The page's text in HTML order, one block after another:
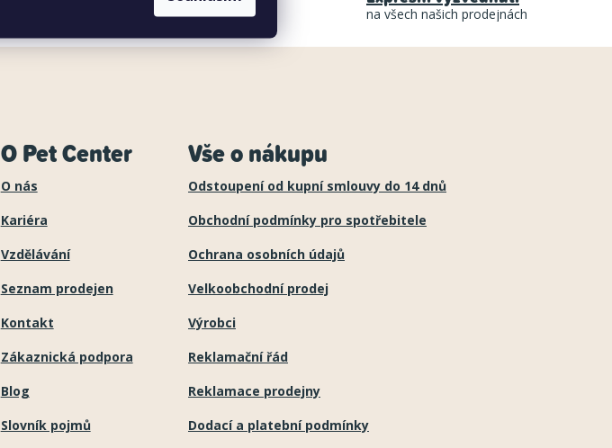
á
d
p
v
k
y
v
ý
p
na všech našich prodejnách
O Pet Center
O nás
Kariéra
Vzdělávání
Seznam prodejen
Kontakt
Zákaznická podpora
Blog
Slovník pojmů
Vše o nákupu
Odstoupení od kupní smlouvy do 14 dnů
Obchodní podmínky pro spotřebitele
Ochrana osobních údajů
Velkoobchodní prodej
Výrobci
Reklamační řád
Reklamace prodejny
Dodací a platební podmínky